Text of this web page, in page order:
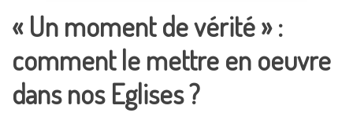
« Un moment de vérité » :
comment le mettre en oeuvre
dans nos Eglises ?